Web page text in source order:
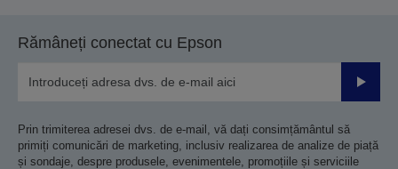
Rămâneți conectat cu Epson
Prin trimiterea adresei dvs. de e-mail, vă dați consimțământul să
primiți comunicări de marketing, inclusiv realizarea de analize de piață
și sondaje, despre produsele, evenimentele, promoțiile și serviciile